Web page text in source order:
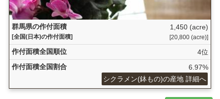
群馬県の作付面積
[全国(日本)の作付面積]
1,450 (acre)
[20,800 (acre)]
作付面積全国順位
4位
作付面積全国割合
6.97%
シクラメン(鉢もの)の産地 詳細へ